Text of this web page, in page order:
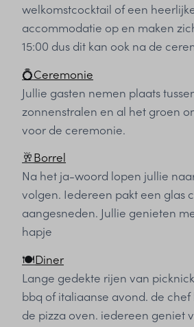
welkomstcocktail of een
accommodatie op en maken
15:00 dus dit kan ook na de
💍Ceremonie
Jullie gasten nemen plaats
zonnenstralen en al het groen
voor de ceremonie.
🥂Borrel
Na het ja-woord lopen jullie
volgen. Iedereen pakt een glas
aangesneden. Jullie genieten
hapje
🍽️Diner
Lange gedekte rijen van
bbq of italiaanse avond. de chef
de pizza oven. iedereen geniet